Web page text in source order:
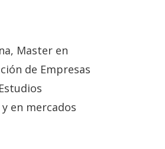
Master en
de Empresas
en mercados